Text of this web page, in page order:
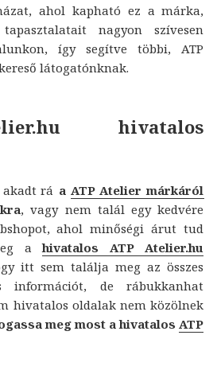
ahol kapható ez a márka,
nagyon szívesen
így segítve többi, ATP
látogatónknak.
hivatalos
rá a ATP Atelier márkáról
, vagy nem talál egy kedvére
ahol minőségi árut tud
ahivatalos ATP Atelier.hu
itt sem találja meg az összes
információt, de rábukkanhat
hivatalos oldalak nem közölnek
meg most a hivatalos ATP